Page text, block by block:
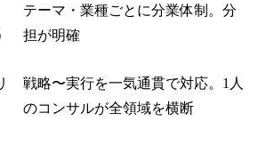
テーマ・業種ごとに分業体制。分
担が明確
戦略〜実行を一気通貫で対応。1人
のコンサルが全領域を横断